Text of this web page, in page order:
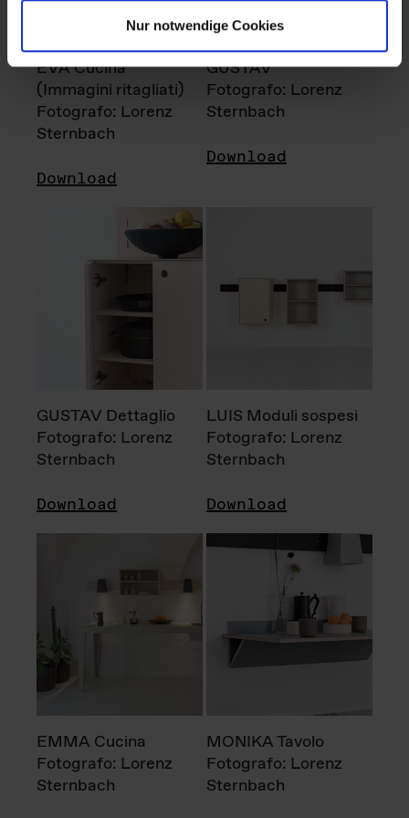
Nur notwendige Cookies
EVA Cucina
(Immagini ritagliati)
Fotografo: Lorenz
Sternbach
Download
GUSTAV
Fotografo: Lorenz
Sternbach
Download
GUSTAV Dettaglio
Fotografo: Lorenz
Sternbach
Download
LUIS Moduli sospesi
Fotografo: Lorenz
Sternbach
Download
EMMA Cucina
Fotografo: Lorenz
Sternbach
MONIKA Tavolo
Fotografo: Lorenz
Sternbach